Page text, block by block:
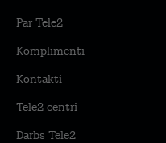
Par Tele2
Komplimenti
Kontakti
Tele2 centri
Darbs Tele2